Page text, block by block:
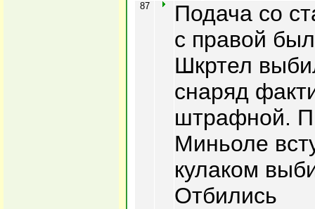
87
Подача со
с правой
Шкртел
снаряд
штрафной.
Миньоле
кулаком
Отбились